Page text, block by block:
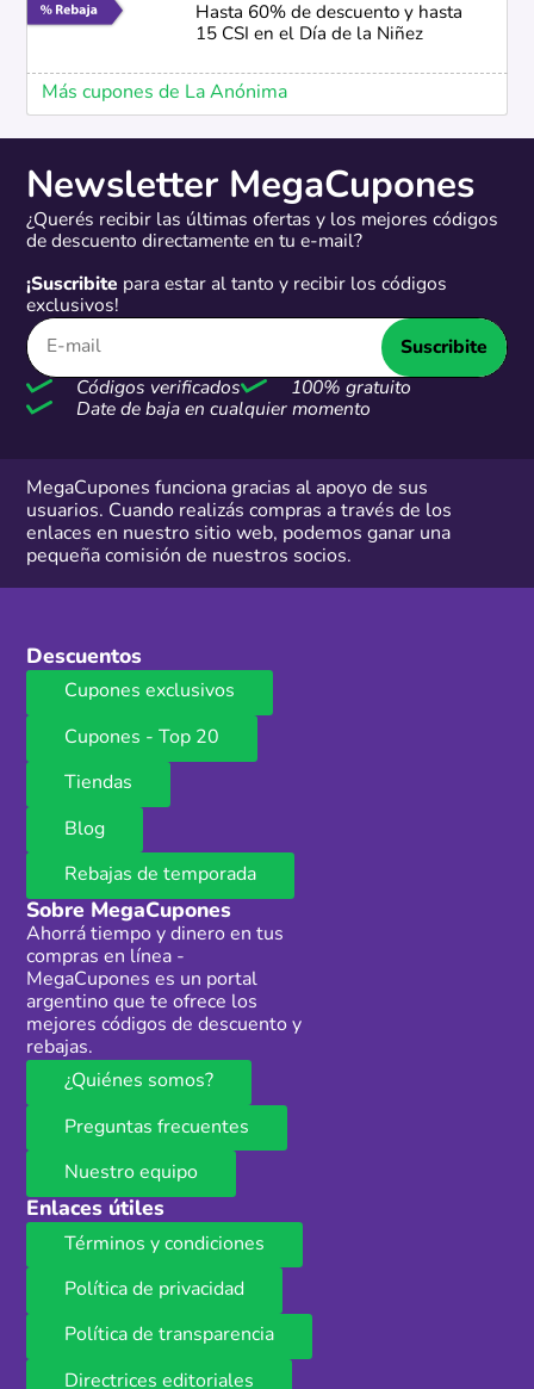
Hasta 60% de descuento y hasta
15 CSI en el Día de la Niñez
Más cupones de La Anónima
Newsletter MegaCupones
¿Querés recibir las últimas ofertas y los mejores códigos
de descuento directamente en tu e-mail?
¡Suscribite para estar al tanto y recibir los códigos
exclusivos!
Suscribite
Códigos verificados
100% gratuito
Date de baja en cualquier momento
MegaCupones funciona gracias al apoyo de sus
usuarios. Cuando realizás compras a través de los
enlaces en nuestro sitio web, podemos ganar una
pequeña comisión de nuestros socios.
Descuentos
Cupones exclusivos
Cupones - Top 20
Tiendas
Blog
Rebajas de temporada
Sobre MegaCupones
Ahorrá tiempo y dinero en tus
compras en línea -
MegaCupones es un portal
argentino que te ofrece los
mejores códigos de descuento y
rebajas.
¿Quiénes somos?
Preguntas frecuentes
Nuestro equipo
Enlaces útiles
Términos y condiciones
Política de privacidad
Política de transparencia
Directrices editoriales